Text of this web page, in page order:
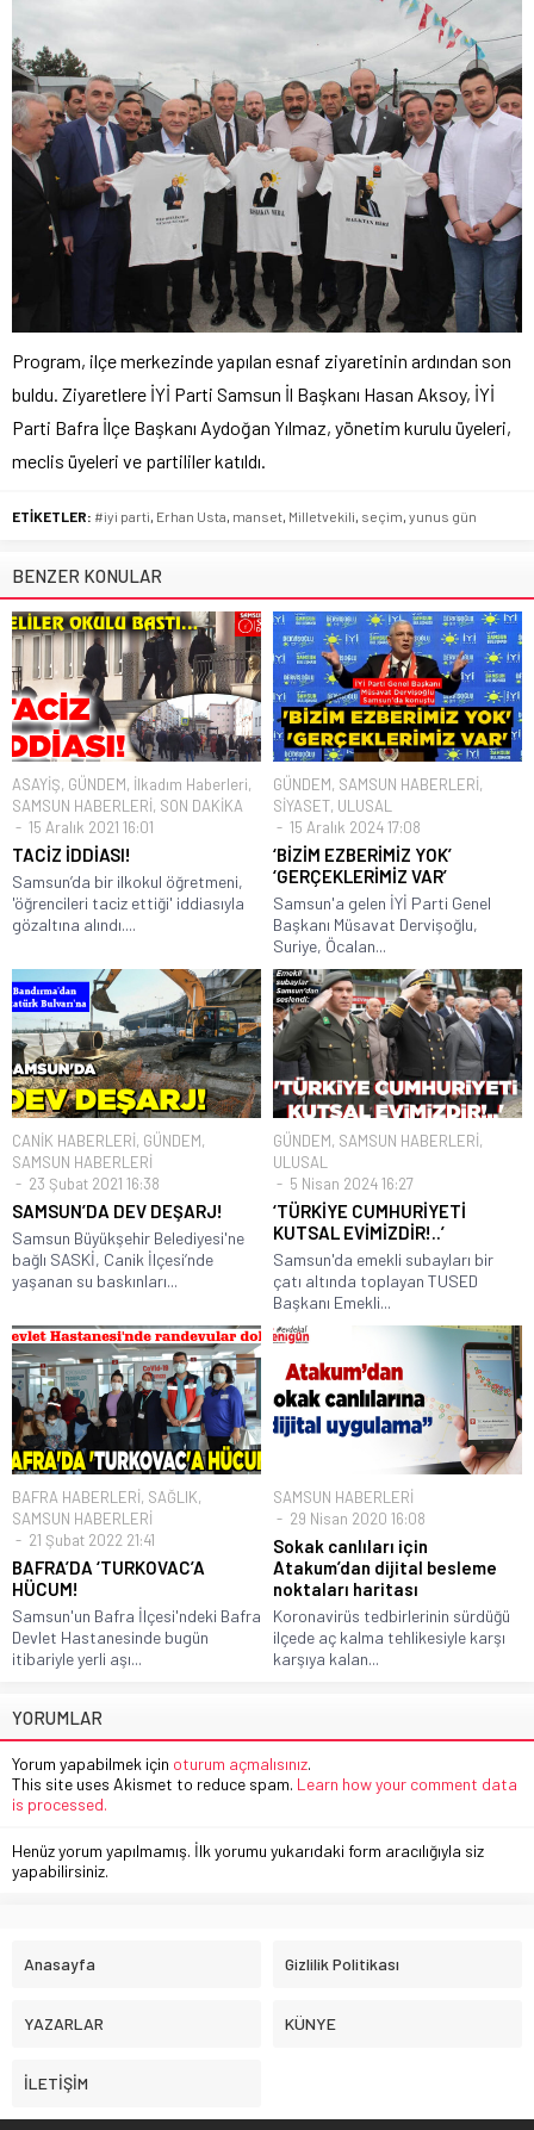
Program, ilçe merkezinde yapılan esnaf ziyaretinin ardından son
buldu. Ziyaretlere İYİ Parti Samsun İl Başkanı Hasan Aksoy, İYİ
Parti Bafra İlçe Başkanı Aydoğan Yılmaz, yönetim kurulu üyeleri,
meclis üyeleri ve partililer katıldı.
ETİKETLER: #iyi parti, Erhan Usta, manset, Milletvekili, seçim, yunus gün
BENZER KONULAR
ASAYİŞ, GÜNDEM, İlkadım Haberleri,
SAMSUN HABERLERİ, SON DAKİKA
15 Aralık 2021 16:01
TACİZ İDDİASI!
Samsun’da bir ilkokul öğretmeni,
'öğrencileri taciz ettiği' iddiasıyla
gözaltına alındı....
GÜNDEM, SAMSUN HABERLERİ,
SİYASET, ULUSAL
15 Aralık 2024 17:08
‘BİZİM EZBERİMİZ YOK’
‘GERÇEKLERİMİZ VAR’
Samsun'a gelen İYİ Parti Genel
Başkanı Müsavat Dervişoğlu,
Suriye, Öcalan...
CANİK HABERLERİ, GÜNDEM,
SAMSUN HABERLERİ
23 Şubat 2021 16:38
SAMSUN’DA DEV DEŞARJ!
Samsun Büyükşehir Belediyesi'ne
bağlı SASKİ, Canik İlçesi’nde
yaşanan su baskınları...
GÜNDEM, SAMSUN HABERLERİ,
ULUSAL
5 Nisan 2024 16:27
‘TÜRKİYE CUMHURİYETİ
KUTSAL EVİMİZDİR!..’
Samsun'da emekli subayları bir
çatı altında toplayan TUSED
Başkanı Emekli...
BAFRA HABERLERİ, SAĞLIK,
SAMSUN HABERLERİ
21 Şubat 2022 21:41
BAFRA’DA ‘TURKOVAC’A
HÜCUM!
Samsun'un Bafra İlçesi'ndeki Bafra
Devlet Hastanesinde bugün
itibariyle yerli aşı...
SAMSUN HABERLERİ
29 Nisan 2020 16:08
Sokak canlıları için
Atakum’dan dijital besleme
noktaları haritası
Koronavirüs tedbirlerinin sürdüğü
ilçede aç kalma tehlikesiyle karşı
karşıya kalan...
YORUMLAR
Yorum yapabilmek için oturum açmalısınız.
This site uses Akismet to reduce spam. Learn how your comment data
is processed.
Henüz yorum yapılmamış. İlk yorumu yukarıdaki form aracılığıyla siz
yapabilirsiniz.
Anasayfa Gizlilik Politikası
YAZARLAR KÜNYE
İLETİŞİM